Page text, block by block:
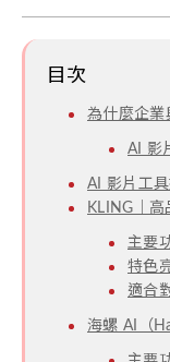
目次
為什麼企業
AI 影
AI 影片工
KLING｜
主要
特色
適合
海螺 AI（